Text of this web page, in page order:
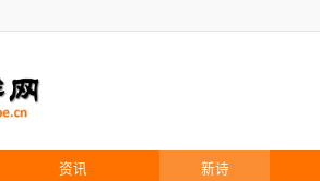
资讯 新诗